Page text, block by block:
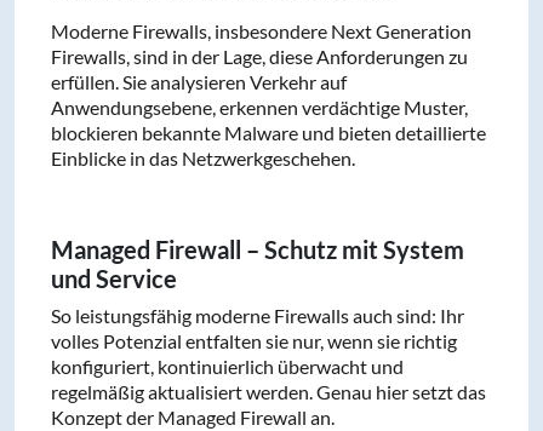
Moderne Firewalls, insbesondere Next Generation
Firewalls, sind in der Lage, diese Anforderungen zu
erfüllen. Sie analysieren Verkehr auf
Anwendungsebene, erkennen verdächtige Muster,
blockieren bekannte Malware und bieten detaillierte
Einblicke in das Netzwerkgeschehen.
Managed Firewall – Schutz mit System
und Service
So leistungsfähig moderne Firewalls auch sind: Ihr
volles Potenzial entfalten sie nur, wenn sie richtig
konfiguriert, kontinuierlich überwacht und
regelmäßig aktualisiert werden. Genau hier setzt das
Konzept der Managed Firewall an.